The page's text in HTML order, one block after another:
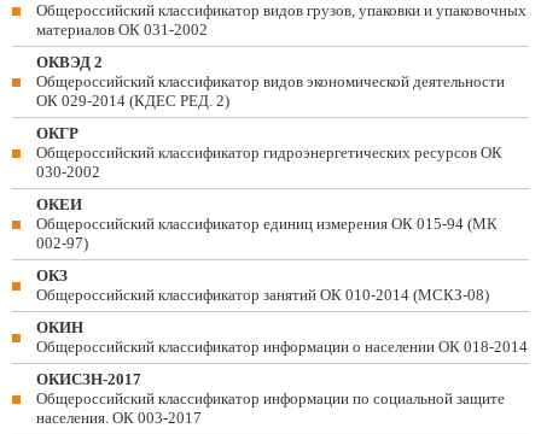
Общероссийский классификатор видов грузов, упаковки и упаковочных
материалов ОК 031-2002
ОКВЭД 2
Общероссийский классификатор видов экономической деятельности
ОК 029-2014 (КДЕС РЕД. 2)
ОКГР
Общероссийский классификатор гидроэнергетических ресурсов ОК
030-2002
ОКЕИ
Общероссийский классификатор единиц измерения ОК 015-94 (МК
002-97)
ОКЗ
Общероссийский классификатор занятий ОК 010-2014 (МСКЗ-08)
ОКИН
Общероссийский классификатор информации о населении ОК 018-2014
ОКИСЗН-2017
Общероссийский классификатор информации по социальной защите
населения. ОК 003-2017